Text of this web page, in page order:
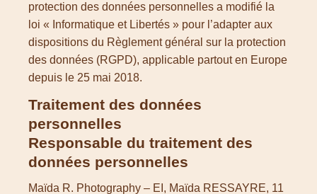
protection des données personnelles a modifié la
loi « Informatique et Libertés » pour l’adapter aux
dispositions du Règlement général sur la protection
des données (RGPD), applicable partout en Europe
depuis le 25 mai 2018.
Traitement des données
personnelles
Responsable du traitement des
données personnelles
Maïda R. Photography – EI, Maïda RESSAYRE, 11